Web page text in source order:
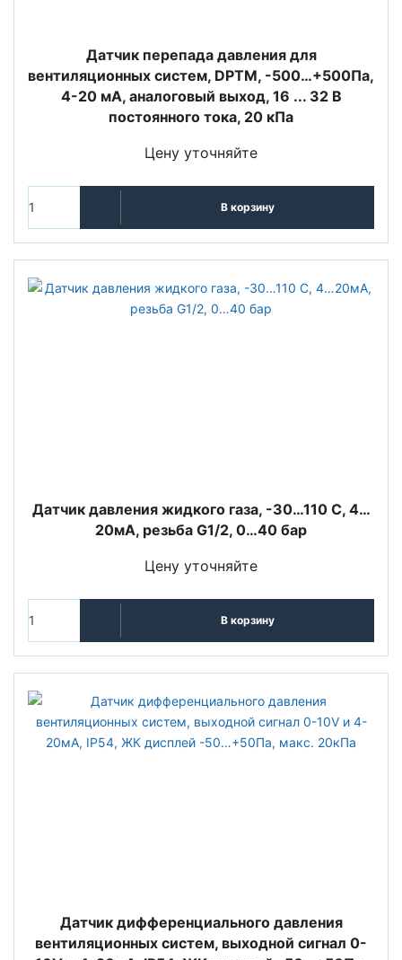
Датчик перепада давления для
вентиляционных систем, DPTM, -500…+500Па,
4-20 мА, аналоговый выход, 16 ... 32 В
постоянного тока, 20 кПа
Цену уточняйте
В корзину
Датчик давления жидкого газа, -30…110 С, 4…
20мА, резьба G1/2, 0…40 бар
Цену уточняйте
В корзину
Датчик дифференциального давления
вентиляционных систем, выходной сигнал 0-